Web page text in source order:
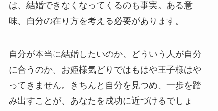
は、結婚できなくなってくるのも事実。ある意
味、自分の在り方を考える必要があります。
自分が本当に結婚したいのか、どういう人が自分
に合うのか。お姫様気どりではもはや王子様はや
ってきません。きちんと自分を見つめ、一歩を踏
み出すことが、あなたを成功に近づけるでしょ